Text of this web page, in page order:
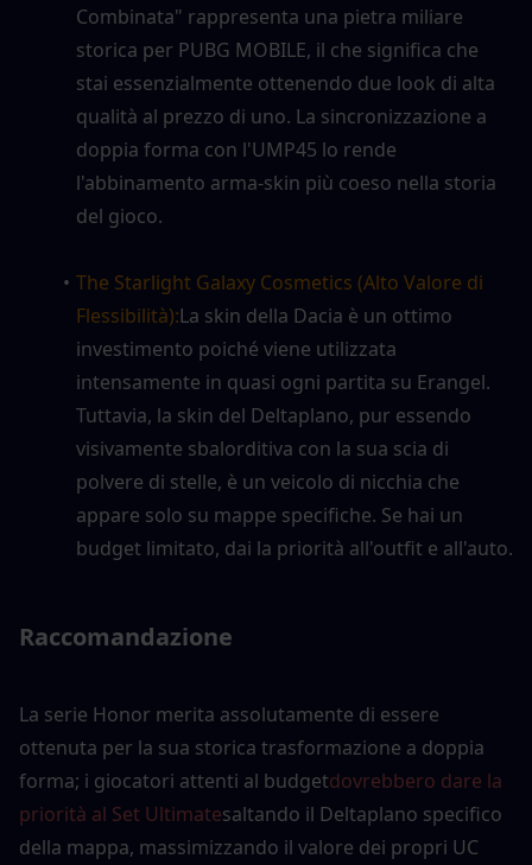
Combinata" rappresenta una pietra miliare
storica per PUBG MOBILE, il che significa che
stai essenzialmente ottenendo due look di alta
qualità al prezzo di uno. La sincronizzazione a
doppia forma con l'UMP45 lo rende
l'abbinamento arma-skin più coeso nella storia
del gioco.
The Starlight Galaxy Cosmetics (Alto Valore di
Flessibilità):La skin della Dacia è un ottimo
investimento poiché viene utilizzata
intensamente in quasi ogni partita su Erangel.
Tuttavia, la skin del Deltaplano, pur essendo
visivamente sbalorditiva con la sua scia di
polvere di stelle, è un veicolo di nicchia che
appare solo su mappe specifiche. Se hai un
budget limitato, dai la priorità all'outfit e all'auto.
Raccomandazione
La serie Honor merita assolutamente di essere
ottenuta per la sua storica trasformazione a doppia
forma; i giocatori attenti al budgetdovrebbero dare la
priorità al Set Ultimatesaltando il Deltaplano specifico
della mappa, massimizzando il valore dei propri UC